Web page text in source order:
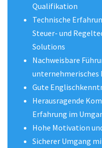
Qualifikation
Technische
Steuer- und
Solutions
Nachweisbare
unternehmerisches
Gute
Herausragende
Erfahrung im
Hohe Motivation
Sicherer Umgang